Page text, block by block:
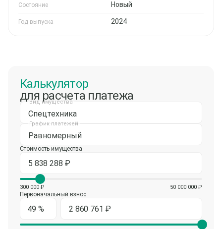
Состояние Новый
Год выпуска 2024
Калькулятор
для расчета платежа
Спецтехника
Вид имущества
Равномерный
График платежей
Стоимость имущества
300 000 ₽ 50 000 000 ₽
Первоначальный взнос